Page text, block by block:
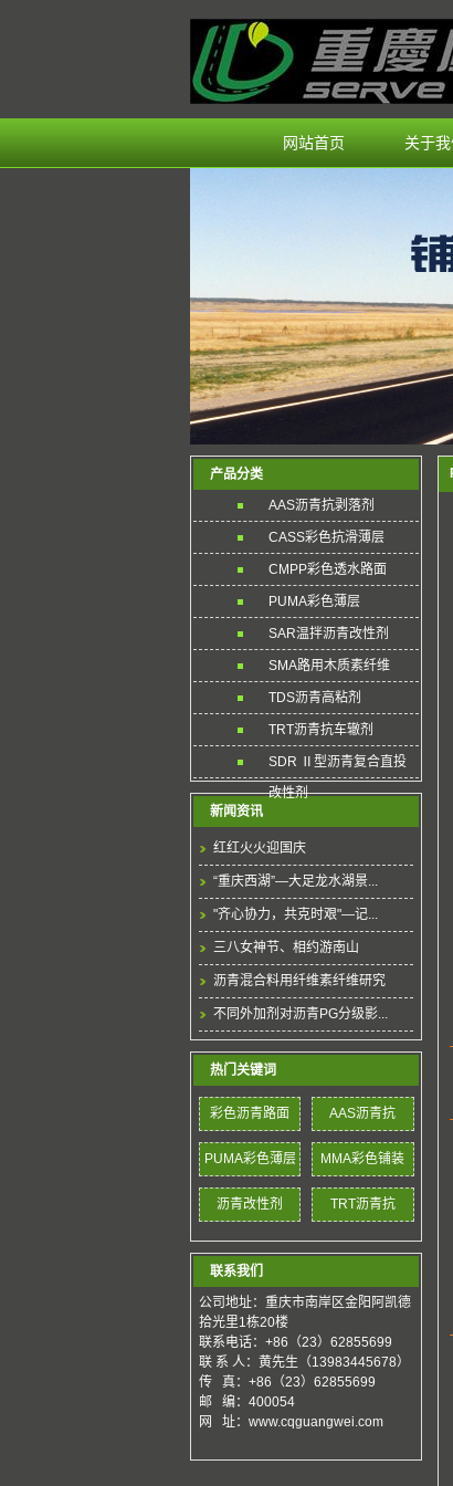
网站首页 关于我
产品分类
AAS沥青抗剥落剂
CASS彩色抗滑薄层
CMPP彩色透水路面
PUMA彩色薄层
SAR温拌沥青改性剂
SMA路用木质素纤维
TDS沥青高粘剂
TRT沥青抗车辙剂
SDR Ⅱ型沥青复合直投
改性剂
新闻资讯
红红火火迎国庆
“重庆西湖”—大足龙水湖景...
"齐心协力，共克时艰"—记...
三八女神节、相约游南山
沥青混合料用纤维素纤维研究
不同外加剂对沥青PG分级影...
热门关键词
彩色沥青路面 AAS沥青抗
PUMA彩色薄层 MMA彩色铺装
沥青改性剂 TRT沥青抗
联系我们
公司地址：重庆市南岸区金阳阿凯德
拾光里1栋20楼
联系电话：+86（23）62855699
联 系 人：黄先生（13983445678）
传 真：+86（23）62855699
邮 编：400054
网 址：www.cqguangwei.com